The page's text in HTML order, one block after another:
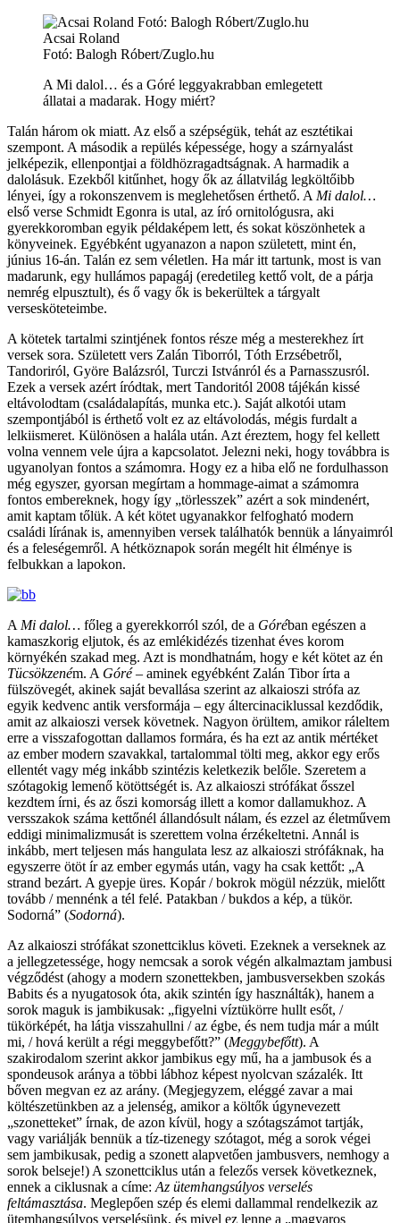
Acsai Roland
Fotó: Balogh Róbert/Zuglo.hu
A Mi dalol… és a Góré leggyakrabban emlegetett
állatai a madarak. Hogy miért?
Talán három ok miatt. Az első a szépségük, tehát az esztétikai
szempont. A második a repülés képessége, hogy a szárnyalást
jelképezik, ellenpontjai a földhözragadtságnak. A harmadik a
dalolásuk. Ezekből kitűnhet, hogy ők az állatvilág legköltőibb
lényei, így a rokonszenvem is meglehetősen érthető. A Mi dalol…
első verse Schmidt Egonra is utal, az író ornitológusra, aki
gyerekkoromban egyik példaképem lett, és sokat köszönhetek a
könyveinek. Egyébként ugyanazon a napon született, mint én,
június 16-án. Talán ez sem véletlen. Ha már itt tartunk, most is van
madarunk, egy hullámos papagáj (eredetileg kettő volt, de a párja
nemrég elpusztult), és ő vagy ők is bekerültek a tárgyalt
versesköteteimbe.
A kötetek tartalmi szintjének fontos része még a mesterekhez írt
versek sora. Született vers Zalán Tiborról, Tóth Erzsébetről,
Tandoriról, Györe Balázsról, Turczi Istvánról és a Parnasszusról.
Ezek a versek azért íródtak, mert Tandoritól 2008 tájékán kissé
eltávolodtam (családalapítás, munka etc.). Saját alkotói utam
szempontjából is érthető volt ez az eltávolodás, mégis furdalt a
lelkiismeret. Különösen a halála után. Azt éreztem, hogy fel kellett
volna vennem vele újra a kapcsolatot. Jelezni neki, hogy továbbra is
ugyanolyan fontos a számomra. Hogy ez a hiba elő ne fordulhasson
még egyszer, gyorsan megírtam a hommage-aimat a számomra
fontos embereknek, hogy így „törlesszek” azért a sok mindenért,
amit kaptam tőlük. A két kötet ugyanakkor felfogható modern
családi lírának is, amennyiben versek találhatók bennük a lányaimról
és a feleségemről. A hétköznapok során megélt hit élménye is
felbukkan a lapokon.
A Mi dalol… főleg a gyerekkorról szól, de a Góréban egészen a
kamaszkorig eljutok, és az emlékidézés tizenhat éves korom
környékén szakad meg. Azt is mondhatnám, hogy e két kötet az én
Tücsökzeném. A Góré‒ aminek egyébként Zalán Tibor írta a
fülszövegét, akinek saját bevallása szerint az alkaioszi strófa az
egyik kedvenc antik versformája ‒ egy áltercinaciklussal kezdődik,
amit az alkaioszi versek követnek. Nagyon örültem, amikor ráleltem
erre a visszafogottan dallamos formára, és ha ezt az antik mértéket
az ember modern szavakkal, tartalommal tölti meg, akkor egy erős
ellentét vagy még inkább szintézis keletkezik belőle. Szeretem a
szótagokig lemenő kötöttségét is. Az alkaioszi strófákat ősszel
kezdtem írni, és az őszi komorság illett a komor dallamukhoz. A
versszakok száma kettőnél állandósult nálam, és ezzel az életművem
eddigi minimalizmusát is szerettem volna érzékeltetni. Annál is
inkább, mert teljesen más hangulata lesz az alkaioszi strófáknak, ha
egyszerre ötöt ír az ember egymás után, vagy ha csak kettőt: „A
strand bezárt. A gyepje üres. Kopár / bokrok mögül nézzük, mielőtt
tovább / mennénk a tél felé. Patakban / bukdos a kép, a tükör.
Sodorná” (Sodorná).
Az alkaioszi strófákat szonettciklus követi. Ezeknek a verseknek az
a jellegzetessége, hogy nemcsak a sorok végén alkalmaztam jambusi
végződést (ahogy a modern szonettekben, jambusversekben szokás
Babits és a nyugatosok óta, akik szintén így használták), hanem a
sorok maguk is jambikusak: „figyelni víztükörre hullt esőt, /
tükörképét, ha látja visszahullni / az égbe, és nem tudja már a múlt
mi, / hová került a régi meggybefőtt?” (Meggybefőtt). A
szakirodalom szerint akkor jambikus egy mű, ha a jambusok és a
spondeusok aránya a többi lábhoz képest nyolcvan százalék. Itt
bőven megvan ez az arány. (Megjegyzem, eléggé zavar a mai
költészetünkben az a jelenség, amikor a költők úgynevezett
„szonetteket” írnak, de azon kívül, hogy a szótagszámot tartják,
vagy variálják bennük a tíz-tizenegy szótagot, még a sorok végei
sem jambikusak, pedig a szonett alapvetően jambusvers, nemhogy a
sorok belseje!) A szonettciklus után a felezős versek következnek,
ennek a ciklusnak a címe: Az ütemhangsúlyos verselés
feltámasztása. Meglepően szép és elemi dallammal rendelkezik az
ütemhangsúlyos verselésünk, és mivel ez lenne a „magyaros